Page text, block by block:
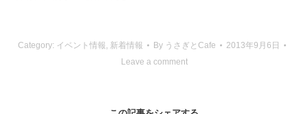
Category: イベント情報, 新着情報 By うさぎとCafe
2013年9月6日
Leave a comment